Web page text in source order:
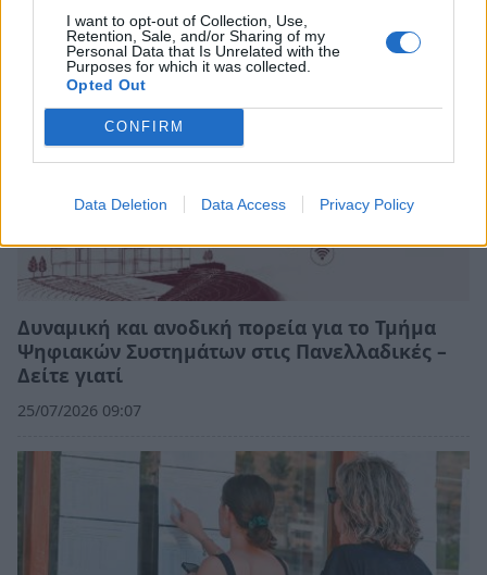
I want to opt-out of Collection, Use,
Retention, Sale, and/or Sharing of my
Personal Data that Is Unrelated with the
Purposes for which it was collected.
Opted Out
CONFIRM
Data Deletion Data Access Privacy Policy
Δυναμική και ανοδική πορεία για το Τμήμα
Ψηφιακών Συστημάτων στις Πανελλαδικές –
Δείτε γιατί
25/07/2026 09:07